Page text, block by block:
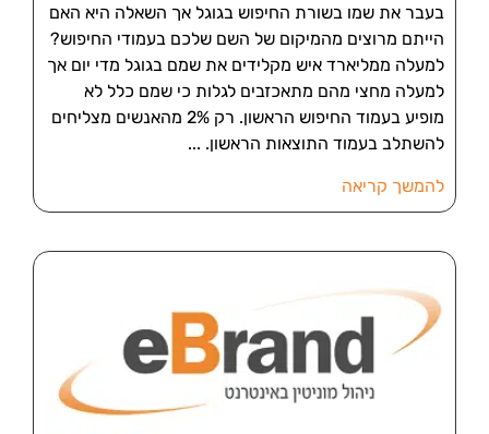
בעבר את שמו בשורת החיפוש בגוגל אך השאלה היא האם
הייתם מרוצים מהמיקום של השם שלכם בעמודי החיפוש?
למעלה ממליארד איש מקלידים את שמם בגוגל מדי יום אך
למעלה מחצי מהם מתאכזבים לגלות כי שמם כלל לא
מופיע בעמוד החיפוש הראשון. רק 2% מהאנשים מצליחים
להשתלב בעמוד התוצאות הראשון.
להמשך קריאה